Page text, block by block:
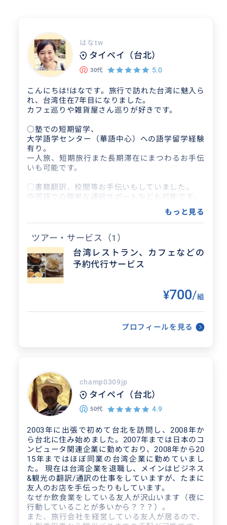
はなtw
タイペイ（台北）
30代 5.0
こんにちは!はなです。旅行で訪れた台湾に魅入ら
れ、台湾住在7年目になりました。
カフェ巡りや雑貨屋さん巡りが好きです。
○塾での短期留学、
大学語学センター（華語中心）への語学留学経験
有り。
一人旅、短期旅行また長期滞在にまつわるお手伝
いも可能です。
◯書籍翻訳、校閲等お手伝いもしていました。
中国語での簡単な通訳サポートなども可能です。
定番の台北市内の観光地からかわいい雑
貨や茶器、最新カフェなど。
クチコミ
楽しいひと時でした
60代 2026/5/17
今日はありがとうございました。台湾の
昨今の話や迪花街も詳しく楽しめまし
もっと見る
ツアー・サービス
（1）
台湾レストラン、カフェなどの
予約代行サービス
¥700/組
プロフィールを見る
champ0309jp
タイペイ（台北）
50代 4.9
2003年に出張で初めて台北を訪問し、2008年か
ら台北に住み始めました。2007年までは日本のコ
ンピュータ関連企業に勤めており、2008年から20
15年まではほぼ同業の台湾企業に勤めていまし
た。 現在は台湾企業を退職し、メインはビジネス
&観光の翻訳/通訳の仕事をしていますが、たまに
友人のお店を手伝ったりもしています。
なぜか飲食業をしている友人が沢山います（夜に
行動していることが多いから？？？）。
また、旅行会社を経営している友人が居るので、